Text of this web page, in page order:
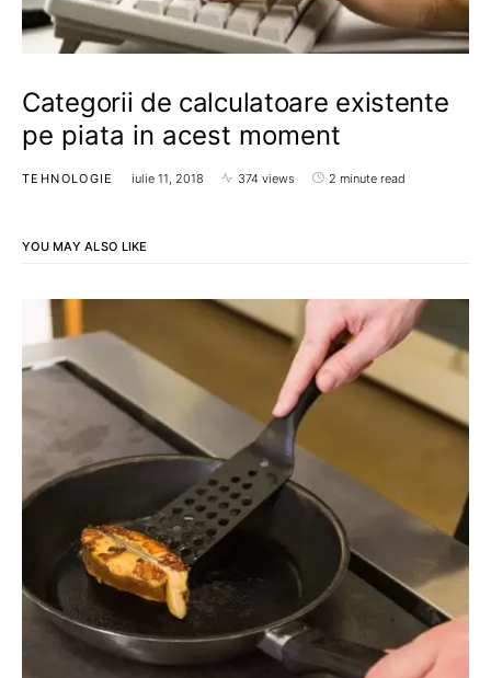
Categorii de calculatoare existente
pe piata in acest moment
TEHNOLOGIE iulie 11, 2018 374 views 2 minute read
YOU MAY ALSO LIKE